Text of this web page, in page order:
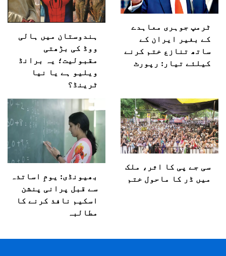
ٹرمپ جوہری معاہدے
کے بغیر ایران کے
ساتھ تنازع ختم کرنے
کیلئے تیار: رپورٹ
ہندوستان میں ہالی
ووڈ کی بڑھتی
مقبولیت؛ یہ برانڈ
ویلیو ہے یا نیا
ٹرینڈ؟
سی جے پی کا اثر، ملک
میں ڈر کا ماحول ختم
بھیونڈی: یومِ اساتذہ
سے قبل پرانی پنشن
اسکیم نافذ کرنے کا
مطالبہ